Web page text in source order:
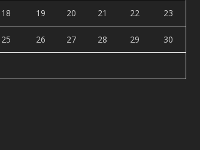
18 19 20 21 22 23
25 26 27 28 29 30